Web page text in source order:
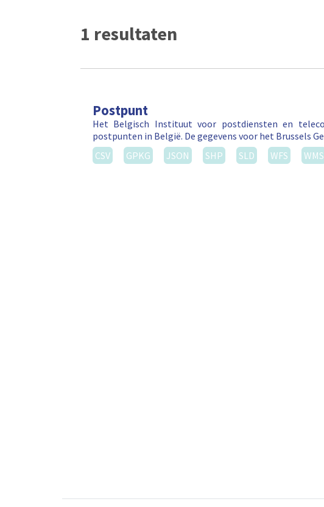
1 resultaten
Postpunt
Het Belgisch Instituut voor postdiensten en
postpunten in België. De gegevens voor het Brussels
CSV
GPKG JSON SHP SLD WFS WMS